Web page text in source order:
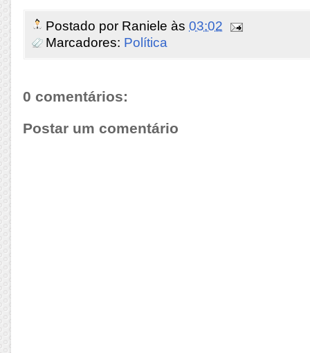
Postado por Raniele às 03:02
Marcadores: Política
0 comentários:
Postar um comentário